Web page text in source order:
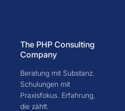
The PHP Consulting
Company
Beratung mit Substanz.
Schulungen mit
Praxisfokus. Erfahrung,
die zählt.